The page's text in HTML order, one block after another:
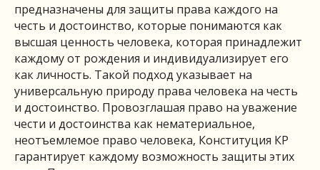
предназначены для защиты права каждого на
честь и достоинство, которые понимаются как
высшая ценность человека, которая принадлежит
каждому от рождения и индивидуализирует его
как личность. Такой подход указывает на
универсальную природу права человека на честь
и достоинство. Провозглашая право на уважение
чести и достоинства как нематериальное,
неотъемлемое право человека, Конституция КР
гарантирует каждому возможность защиты этих